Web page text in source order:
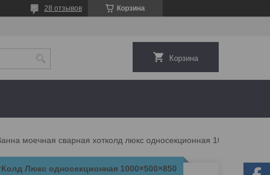
Корзина
28 отзывов
Корзина
Люкс односекционная 1000×500×850